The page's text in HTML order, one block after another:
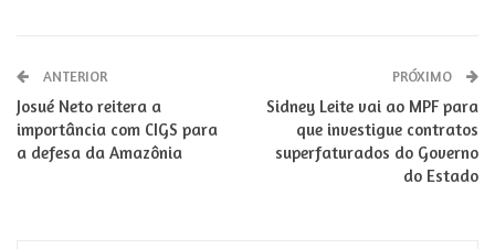
ANTERIOR
Josué Neto reitera a
importância com CIGS para
a defesa da Amazônia
PRÓXIMO
Sidney Leite vai ao MPF para
que investigue contratos
superfaturados do Governo
do Estado